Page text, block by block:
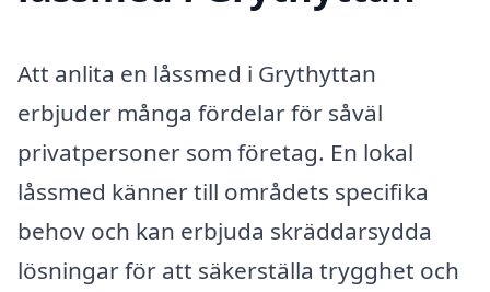
Att anlita en låssmed i Grythyttan
erbjuder många fördelar för såväl
privatpersoner som företag. En lokal
låssmed känner till områdets specifika
behov och kan erbjuda skräddarsydda
lösningar för att säkerställa trygghet och